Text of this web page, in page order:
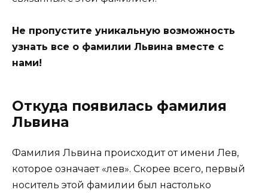
Не пропустите уникальную возможность
узнать все о фамилии Львина вместе с
нами!
Откуда появилась фамилия
Львина
Фамилия Львина происходит от имени Лев,
которое означает «лев». Скорее всего, первый
носитель этой фамилии был настолько